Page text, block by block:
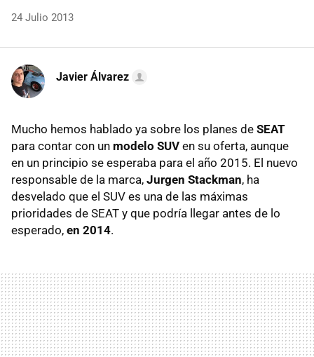
24 Julio 2013
Javier Álvarez
Mucho hemos hablado ya sobre los planes de SEAT
para contar con un modelo SUV en su oferta, aunque
en un principio se esperaba para el año 2015. El nuevo
responsable de la marca, Jurgen Stackman, ha
desvelado que el SUV es una de las máximas
prioridades de SEAT y que podría llegar antes de lo
esperado, en 2014.